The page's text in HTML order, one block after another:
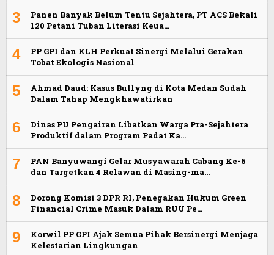
3
Panen Banyak Belum Tentu Sejahtera, PT ACS Bekali
120 Petani Tuban Literasi Keua…
4
PP GPI dan KLH Perkuat Sinergi Melalui Gerakan
Tobat Ekologis Nasional
5
Ahmad Daud: Kasus Bullyng di Kota Medan Sudah
Dalam Tahap Mengkhawatirkan
6
Dinas PU Pengairan Libatkan Warga Pra-Sejahtera
Produktif dalam Program Padat Ka…
7
PAN Banyuwangi Gelar Musyawarah Cabang Ke-6
dan Targetkan 4 Relawan di Masing-ma…
8
Dorong Komisi 3 DPR RI, Penegakan Hukum Green
Financial Crime Masuk Dalam RUU Pe…
9
Korwil PP GPI Ajak Semua Pihak Bersinergi Menjaga
Kelestarian Lingkungan